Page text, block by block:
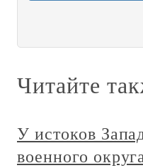
Читайте
У истоков
военного